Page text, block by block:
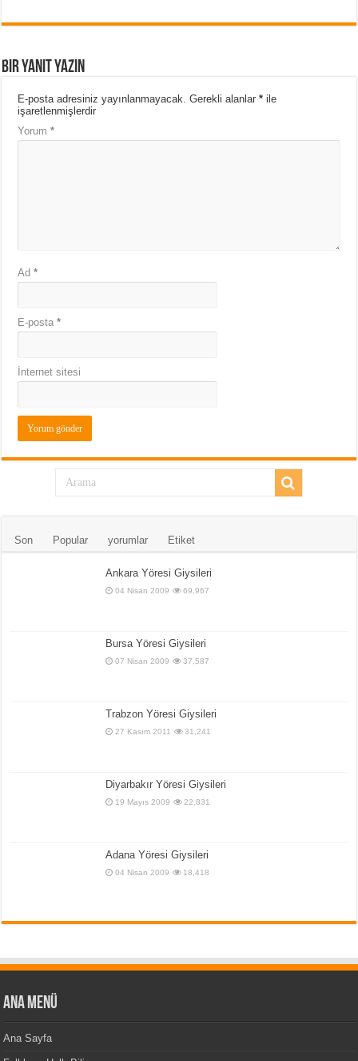
Bir yanıt yazın
E-posta adresiniz yayınlanmayacak. Gerekli alanlar* ile
işaretlenmişlerdir
Yorum*
Ad*
E-posta*
İnternet sitesi
Son Popular yorumlar Etiket
Ankara Yöresi Giysileri
04 Nisan 2009 69,967
Bursa Yöresi Giysileri
07 Nisan 2009 37,587
Trabzon Yöresi Giysileri
27 Kasım 2011 31,241
Diyarbakır Yöresi Giysileri
19 Mayıs 2009 22,831
Adana Yöresi Giysileri
04 Nisan 2009 18,418
Ana Menü
Ana Sayfa